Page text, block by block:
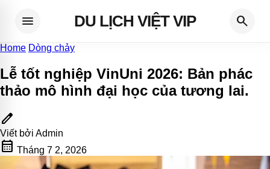
menu DU LỊCH VIỆT VIP search
Home Dòng chảy
Lễ tốt nghiệp VinUni 2026: Bản phác
thảo mô hình đại học của tương lai.
edit
Viết bởi Admin
calendar_month Tháng 7 2, 2026